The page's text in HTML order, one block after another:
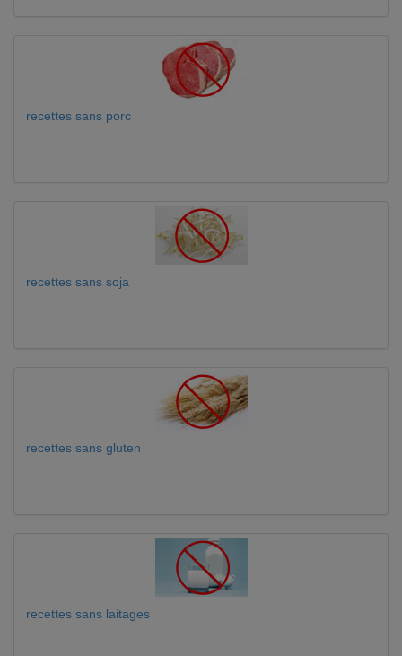
recettes sans porc
recettes sans soja
recettes sans gluten
recettes sans laitages